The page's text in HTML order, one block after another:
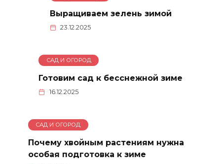
Выращиваем зелень зимой
23.12.2025
САД И ОГОРОД
Готовим сад к бесснежной зиме
16.12.2025
САД И ОГОРОД
Почему хвойным растениям нужна
особая подготовка к зиме